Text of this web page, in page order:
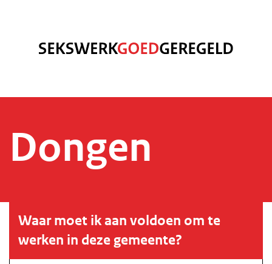
Dongen
Waar moet ik aan voldoen om te
werken in deze gemeente?